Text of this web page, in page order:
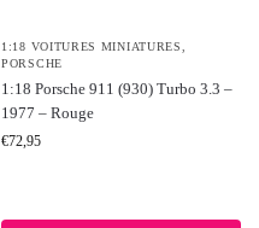
1:18 VOITURES MINIATURES
PORSCHE
1:18 Porsche 911 (930) Turbo 3.3 –
1977 – Rouge
€72,95